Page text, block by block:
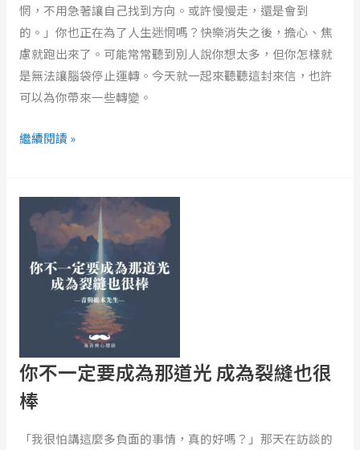
惘，不用急著讓自己找到方向。或許慢慢走，還是會到
的。」你也正在為了人生迷惘嗎？快樂消失之後，擔心、焦
慮就跑出來了。可能常常聽到別人說你想太多，但你怎樣就
是無法讓腦袋停止運轉。今天就一起來聽聽這封來信，也許
可以為你帶來一些轉變。
自
己，
陪
你
走
那
林！
繼續閱讀 »
你不一定要成為那道光 成為裂縫也很
棒
「我很怕講這麼多負面的事情，真的好嗎？」那天在訪談的
道
光
成